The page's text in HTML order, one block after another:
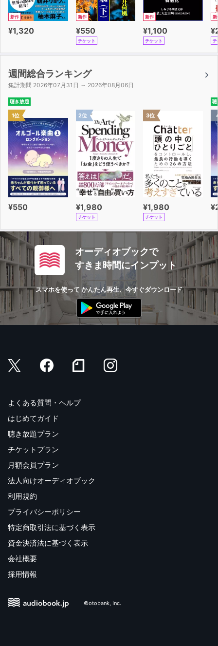
新作
¥1,320
新作
¥550
チケット
新作
¥1,100
チケット
新
チ
週間総合ランキング
集計期間 2026年07月31日 ～ 2026年08月06日
聴き放題
1位
¥550
2位
¥1,980
チケット
3位
¥1,980
チケット
聴
オーディオブックで
すきま時間にインプット
スマホを使って かんたん再生、今すぐダウンロード
よくある質問・ヘルプ
はじめてガイド
聴き放題プラン
チケットプラン
月額会員プラン
法人向けオーディオブック
利用規約
プライバシーポリシー
特定商取引法に基づく表示
資金決済法に基づく表示
会社概要
採用情報
©otobank, Inc.